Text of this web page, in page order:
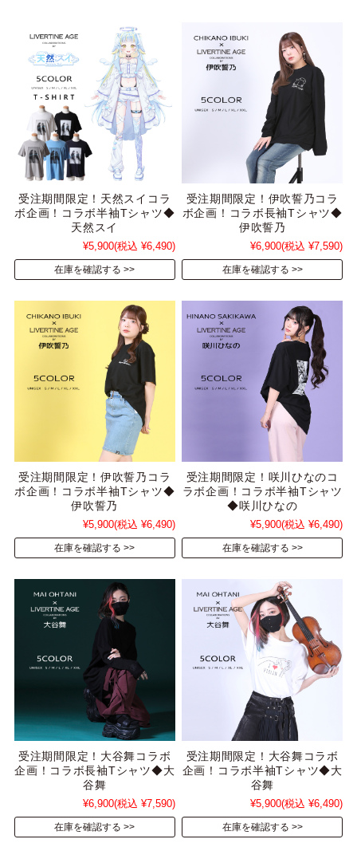
受注期間限定！天然スイコラ
ボ企画！コラボ半袖Tシャツ◆
天然スイ
¥5,900(税込 ¥6,490)
在庫を確認する
受注期間限定！伊吹誓乃コラ
ボ企画！コラボ長袖Tシャツ◆
伊吹誓乃
¥6,900(税込 ¥7,590)
在庫を確認する
受注期間限定！伊吹誓乃コラ
ボ企画！コラボ半袖Tシャツ◆
伊吹誓乃
¥5,900(税込 ¥6,490)
在庫を確認する
受注期間限定！咲川ひなのコ
ラボ企画！コラボ半袖Tシャツ
◆咲川ひなの
¥5,900(税込 ¥6,490)
在庫を確認する
受注期間限定！大谷舞コラボ
企画！コラボ長袖Tシャツ◆大
谷舞
¥6,900(税込 ¥7,590)
在庫を確認する
受注期間限定！大谷舞コラボ
企画！コラボ半袖Tシャツ◆大
谷舞
¥5,900(税込 ¥6,490)
在庫を確認する